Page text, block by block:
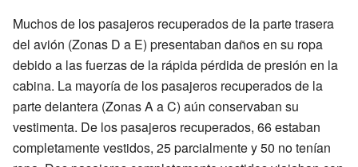
Muchos de los pasajeros recuperados de la parte trasera
del avión (Zonas D a E) presentaban daños en su ropa
debido a las fuerzas de la rápida pérdida de presión en la
cabina. La mayoría de los pasajeros recuperados de la
parte delantera (Zonas A a C) aún conservaban su
vestimenta. De los pasajeros recuperados, 66 estaban
completamente vestidos, 25 parcialmente y 50 no tenían